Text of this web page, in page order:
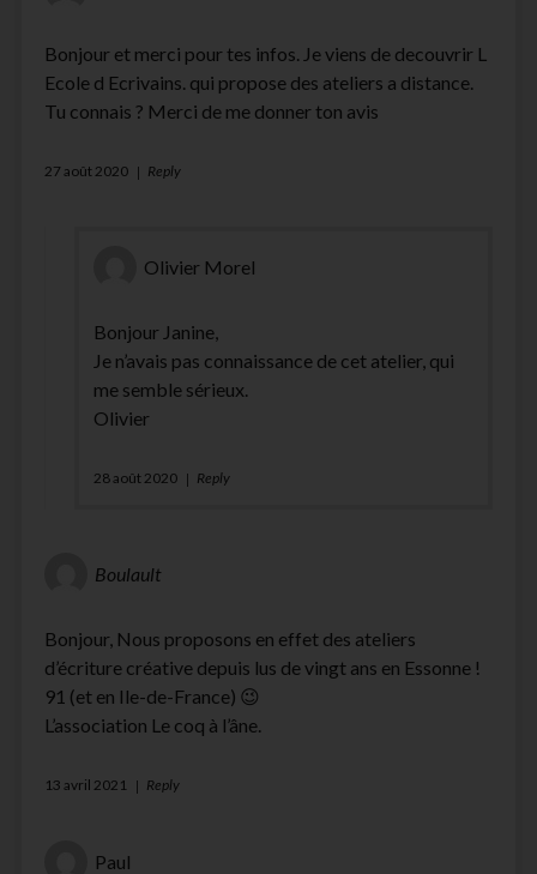
Bonjour et merci pour tes infos. Je viens de decouvrir L
Ecole d Ecrivains. qui propose des ateliers a distance.
Tu connais ? Merci de me donner ton avis
27 août 2020 Reply
Olivier Morel
Bonjour Janine,
Je n’avais pas connaissance de cet atelier, qui
me semble sérieux.
Olivier
28 août 2020 Reply
Boulault
Bonjour, Nous proposons en effet des ateliers
d’écriture créative depuis lus de vingt ans en Essonne !
91 (et en Ile-de-France) 😉
L’association Le coq à l’âne.
13 avril 2021 Reply
Paul